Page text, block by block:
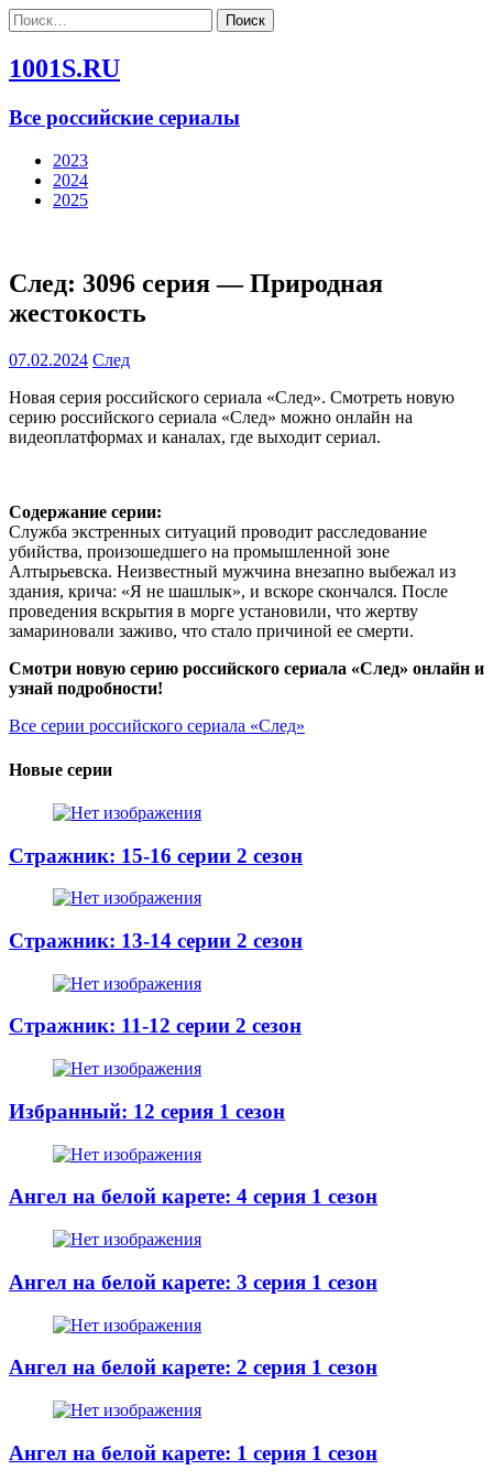
Найти:
1001S.RU
Все российские сериалы
2023
2024
2025
След: 3096 серия — Природная
жестокость
07.02.2024 След
Новая серия российского сериала «След». Смотреть новую
серию российского сериала «След» можно онлайн на
видеоплатформах и каналах, где выходит сериал.
Содержание серии:
Служба экстренных ситуаций проводит расследование
убийства, произошедшего на промышленной зоне
Алтырьевска. Неизвестный мужчина внезапно выбежал из
здания, крича: «Я не шашлык», и вскоре скончался. После
проведения вскрытия в морге установили, что жертву
замариновали заживо, что стало причиной ее смерти.
Смотри новую серию российского сериала «След» онлайн и
узнай подробности!
Все серии российского сериала «След»
Новые серии
Стражник: 15-16 серии 2 сезон
Стражник: 13-14 серии 2 сезон
Стражник: 11-12 серии 2 сезон
Избранный: 12 серия 1 сезон
Ангел на белой карете: 4 серия 1 сезон
Ангел на белой карете: 3 серия 1 сезон
Ангел на белой карете: 2 серия 1 сезон
Ангел на белой карете: 1 серия 1 сезон